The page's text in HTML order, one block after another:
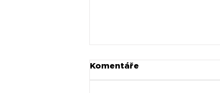
Komentáře